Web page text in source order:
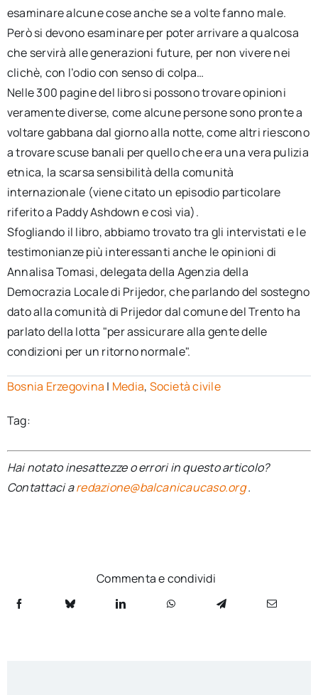
esaminare alcune cose anche se a volte fanno male.
Però si devono esaminare per poter arrivare a qualcosa
che servirà alle generazioni future, per non vivere nei
clichè, con l’odio con senso di colpa…
Nelle 300 pagine del libro si possono trovare opinioni
veramente diverse, come alcune persone sono pronte a
voltare gabbana dal giorno alla notte, come altri riescono
a trovare scuse banali per quello che era una vera pulizia
etnica, la scarsa sensibilità della comunità
internazionale (viene citato un episodio particolare
riferito a Paddy Ashdown e così via).
Sfogliando il libro, abbiamo trovato tra gli intervistati e le
testimonianze più interessanti anche le opinioni di
Annalisa Tomasi, delegata della Agenzia della
Democrazia Locale di Prijedor, che parlando del sostegno
dato alla comunità di Prijedor dal comune del Trento ha
parlato della lotta "per assicurare alla gente delle
condizioni per un ritorno normale".
Bosnia Erzegovina | Media, Società civile
Tag:
Hai notato inesattezze o errori in questo articolo?
Contattaci aredazione@balcanicaucaso.org.
Commenta e condividi